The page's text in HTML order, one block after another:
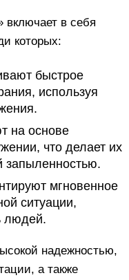
включает в себя
которых:
быстрое
используя
на основе
что делает их
запыленностью.
мгновенное
ситуации,
людей.
надежностью,
а также